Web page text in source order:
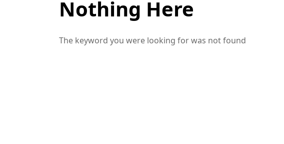
Nothing Here
The keyword you were looking for was not found